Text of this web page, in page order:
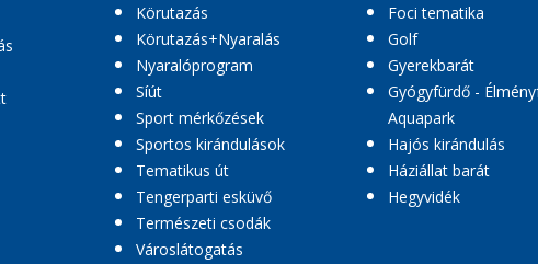
Körutazás
Körutazás+Nyaralás
Nyaralóprogram
Síút
Sport mérkőzések
Sportos kirándulások
Tematikus út
Tengerparti esküvő
Természeti csodák
Városlátogatás
Foci tematika
Golf
Gyerekbarát
Gyógyfürdő -
Aquapark
Hajós kirándulás
Háziállat barát
Hegyvidék